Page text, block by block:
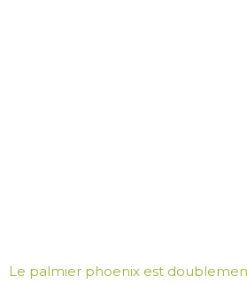
Le palmier phoenix est